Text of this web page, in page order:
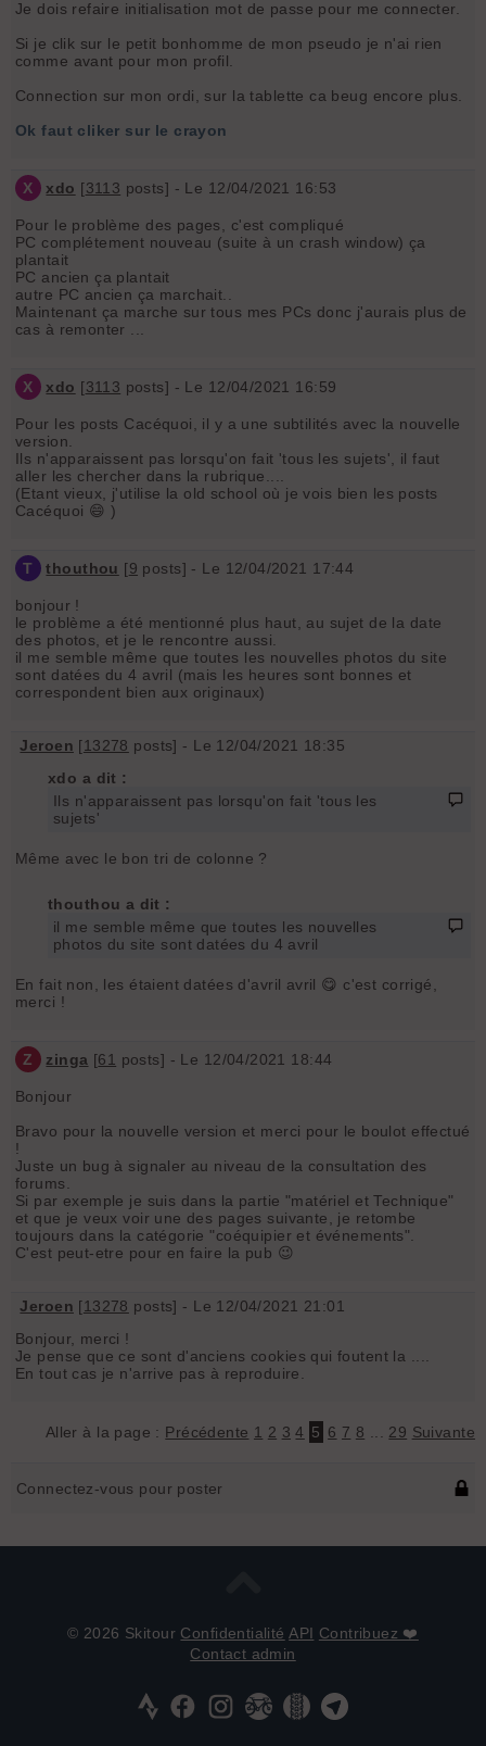
Je dois refaire initialisation mot de passe pour me connecter.
Si je clik sur le petit bonhomme de mon pseudo je n'ai rien
comme avant pour mon profil.
Connection sur mon ordi, sur la tablette ca beug encore plus.
Ok faut cliker sur le crayon
X xdo [3113 posts] - Le 12/04/2021 16:53
Pour le problème des pages, c'est compliqué
PC complétement nouveau (suite à un crash window) ça
plantait
PC ancien ça plantait
autre PC ancien ça marchait..
Maintenant ça marche sur tous mes PCs donc j'aurais plus de
cas à remonter ...
X xdo [3113 posts] - Le 12/04/2021 16:59
Pour les posts Cacéquoi, il y a une subtilités avec la nouvelle
version.
Ils n'apparaissent pas lorsqu'on fait 'tous les sujets', il faut
aller les chercher dans la rubrique....
(Etant vieux, j'utilise la old school où je vois bien les posts
Cacéquoi 😄 )
T thouthou [9 posts] - Le 12/04/2021 17:44
bonjour !
le problème a été mentionné plus haut, au sujet de la date
des photos, et je le rencontre aussi.
il me semble même que toutes les nouvelles photos du site
sont datées du 4 avril (mais les heures sont bonnes et
correspondent bien aux originaux)
Jeroen [13278 posts] - Le 12/04/2021 18:35
xdo a dit :
Ils n'apparaissent pas lorsqu'on fait 'tous les
sujets'
Même avec le bon tri de colonne ?
thouthou a dit :
il me semble même que toutes les nouvelles
photos du site sont datées du 4 avril
En fait non, les étaient datées d'avril avril 😋 c'est corrigé,
merci !
Z zinga [61 posts] - Le 12/04/2021 18:44
Bonjour
Bravo pour la nouvelle version et merci pour le boulot effectué
!
Juste un bug à signaler au niveau de la consultation des
forums.
Si par exemple je suis dans la partie "matériel et Technique"
et que je veux voir une des pages suivante, je retombe
toujours dans la catégorie "coéquipier et événements".
C'est peut-etre pour en faire la pub 😉
Jeroen [13278 posts] - Le 12/04/2021 21:01
Bonjour, merci !
Je pense que ce sont d'anciens cookies qui foutent la ....
En tout cas je n'arrive pas à reproduire.
Aller à la page : Précédente 1 2 3 4 5 6 7 8 29 Suivante
Connectez-vous pour poster
© 2026 Skitour Confidentialité API Contribuez ❤️
Contact admin